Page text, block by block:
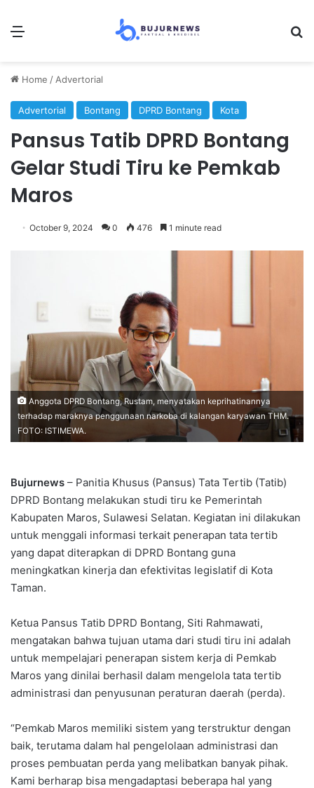
Menu
Home / Advertorial
Advertorial Bontang DPRD Bontang Kota
Pansus Tatib DPRD Bontang
Gelar Studi Tiru ke Pemkab
Maros
October 9, 2024 0 476 1 minute read
Anggota DPRD Bontang, Rustam, menyatakan keprihatinannya
terhadap maraknya penggunaan narkoba di kalangan karyawan THM.
FOTO: ISTIMEWA.
Bujurnews – Panitia Khusus (Pansus) Tata Tertib (Tatib)
DPRD Bontang melakukan studi tiru ke Pemerintah
Kabupaten Maros, Sulawesi Selatan. Kegiatan ini dilakukan
untuk menggali informasi terkait penerapan tata tertib
yang dapat diterapkan di DPRD Bontang guna
meningkatkan kinerja dan efektivitas legislatif di Kota
Taman.
Ketua Pansus Tatib DPRD Bontang, Siti Rahmawati,
mengatakan bahwa tujuan utama dari studi tiru ini adalah
untuk mempelajari penerapan sistem kerja di Pemkab
Maros yang dinilai berhasil dalam mengelola tata tertib
administrasi dan penyusunan peraturan daerah (perda).
“Pemkab Maros memiliki sistem yang terstruktur dengan
baik, terutama dalam hal pengelolaan administrasi dan
proses pembuatan perda yang melibatkan banyak pihak.
Kami berharap bisa mengadaptasi beberapa hal yang